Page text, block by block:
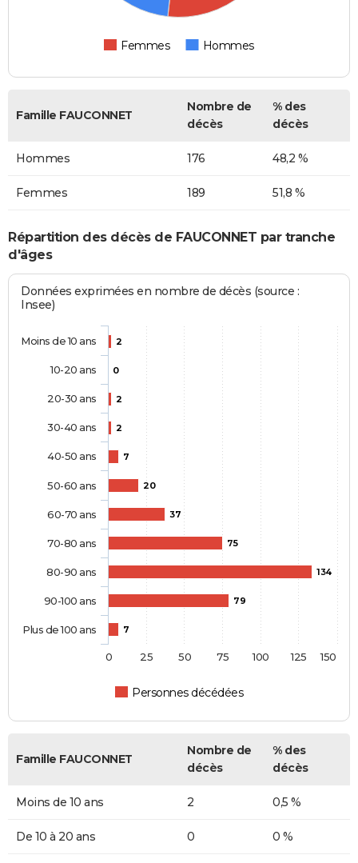
Femmes Hommes
Famille FAUCONNET
Nombre de
décès
% des
décès
Hommes 176 48,2 %
Femmes 189 51,8 %
Répartition des décès de FAUCONNET par tranche
d'âges
Données exprimées en nombre de décès (source :
Insee)
2
0
2
2
7
20
37
75
134
79
7
Personnes décédées
Moins de 10 ans
10-20 ans
20-30 ans
30-40 ans
40-50 ans
50-60 ans
60-70 ans
70-80 ans
80-90 ans
90-100 ans
Plus de 100 ans
0 25 50 75 100 125 150
Famille FAUCONNET
Nombre de
décès
% des
décès
Moins de 10 ans 2 0,5 %
De 10 à 20 ans 0 0 %